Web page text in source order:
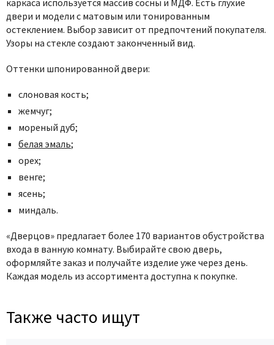
каркаса используется массив сосны и МДФ. Есть глухие
двери и модели с матовым или тонированным
остеклением. Выбор зависит от предпочтений покупателя.
Узоры на стекле создают законченный вид.
Оттенки шпонированной двери:
слоновая кость;
жемчуг;
мореный дуб;
белая эмаль;
орех;
венге;
ясень;
миндаль.
«Дверцов» предлагает более 170 вариантов обустройства
входа в ванную комнату. Выбирайте свою дверь,
оформляйте заказ и получайте изделие уже через день.
Каждая модель из ассортимента доступна к покупке.
Также часто ищут